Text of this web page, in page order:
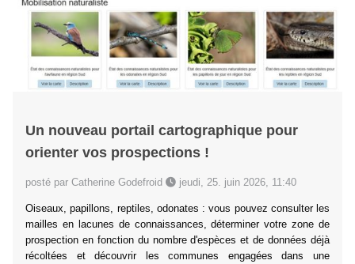
Un nouveau portail cartographique pour
orienter vos prospections !
posté par Catherine Godefroid jeudi, 25. juin 2026, 11:40
Oiseaux, papillons, reptiles, odonates : vous pouvez consulter les
mailles en lacunes de connaissances, déterminer votre zone de
prospection en fonction du nombre d'espèces et de données déjà
récoltées et découvrir les communes engagées dans une